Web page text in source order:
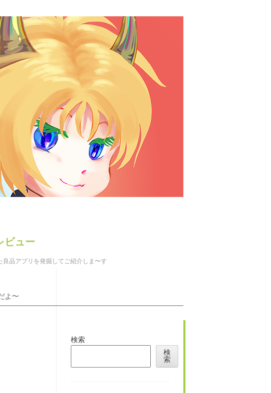
ュー
品アプリを発掘してご紹介しま〜す
よ〜
検索
検
索